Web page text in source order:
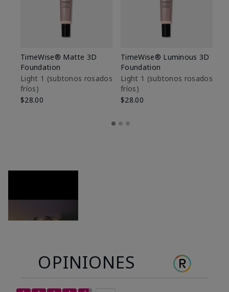
TimeWise® Matte 3D
Foundation
Light 1​ (subtonos rosados
fríos)
$28.00
TimeWise® Luminous 3D
Foundation
Light 1​ (subtonos rosados
fríos)
$28.00
OPINIONES